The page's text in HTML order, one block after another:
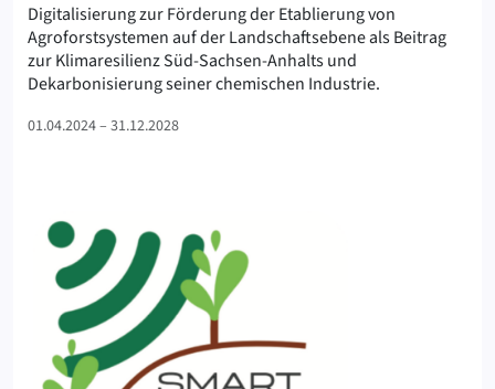
Digitalisierung zur Förderung der Etablierung von
Agroforstsystemen auf der Landschaftsebene als Beitrag
zur Klimaresilienz Süd-Sachsen-Anhalts und
Dekarbonisierung seiner chemischen Industrie.
01.04.2024 – 31.12.2028